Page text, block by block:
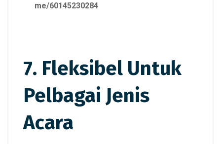
me/60145230284
7. Fleksibel Untuk
Pelbagai Jenis
Acara